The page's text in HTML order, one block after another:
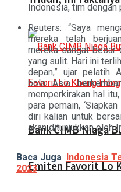
Bank CIMB Niaga
Emiten Favorit Lo
Indonesia, tim dengan
Reuters: “Saya
mereka telah
mereka sangat besar
yang sulit. Hari ini
depan,” ujar pelatih
bola Asia
memperkirakan hal
para pemain,
diri kalian untuk
akan ditunjukkan oleh
Baca Juga
Indonesia
2023